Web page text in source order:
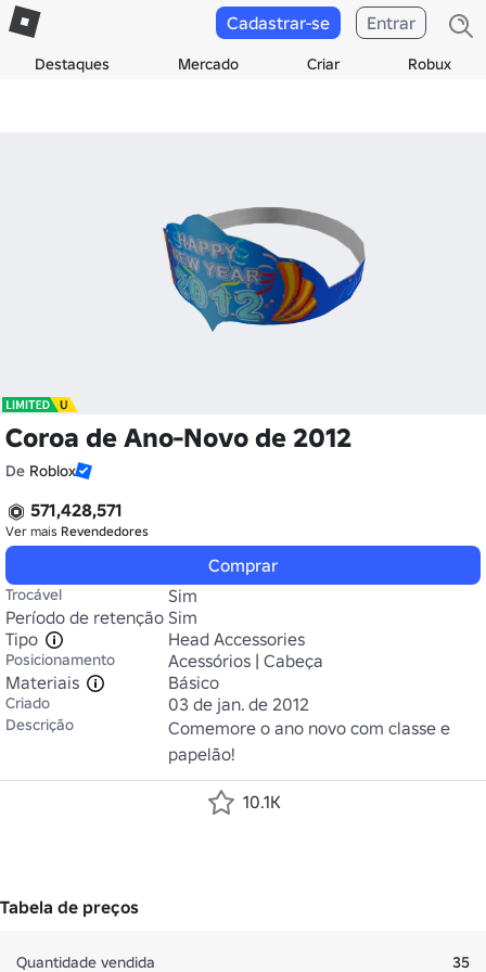
Destaques Mercado Criar Robux
Cadastrar-se Entrar
Coroa de Ano-Novo de 2012
De Roblox
571,428,571
Ver mais Revendedores
Comprar
Trocável
Sim
Período de retenção Sim
Tipo
Head Accessories
Posicionamento
Acessórios | Cabeça
Materiais
Básico
Criado 03 de jan. de 2012
Descrição
Comemore o ano novo com classe e
papelão!
10.1K
Tabela de preços
Quantidade vendida 35